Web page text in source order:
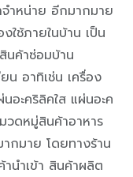
ำหน่าย อีกมากมาย
ใช้ภายในบ้าน เป็น
นค้าซ่อมบ้าน
น อาทิเช่น เครื่อง
อะคริลิคใส แผ่นอะค
วดหมู่สินค้าอาหาร
กมาย โดยทางร้าน
นำเข้า สินค้าผลิต